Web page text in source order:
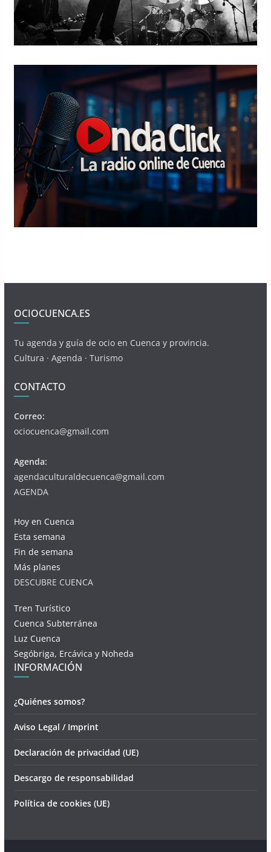
OCIOCUENCA.ES
Tu agenda y guía de ocio en Cuenca y provincia.
Cultura · Agenda · Turismo
CONTACTO
Correo:
ociocuenca@gmail.com
Agenda:
agendaculturaldecuenca@gmail.com
AGENDA
Hoy en Cuenca
Esta semana
Fin de semana
Más planes
DESCUBRE CUENCA
Tren Turístico
Cuenca Subterránea
Luz Cuenca
Segóbriga, Ercávica y Noheda
INFORMACIÓN
¿Quiénes somos?
Aviso Legal / Imprint
Declaración de privacidad (UE)
Descargo de responsabilidad
Política de cookies (UE)